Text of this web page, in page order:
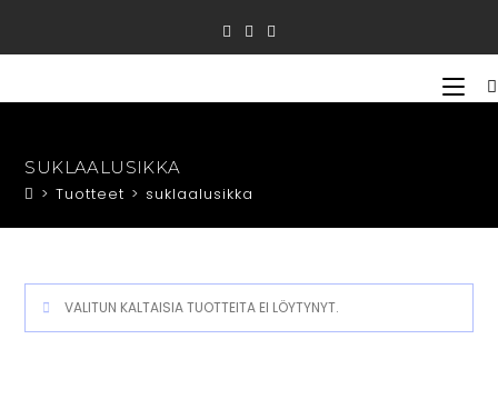
SUKLAALUSIKKA
> Tuotteet > suklaalusikka
VALITUN KALTAISIA TUOTTEITA EI LÖYTYNYT.